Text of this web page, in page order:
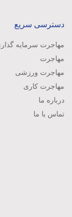
دسترسی سریع
مهاجرت سرمایه
مهاجرت
مهاجرت ورزشی
مهاجرت کاری
درباره ما
تماس با ما